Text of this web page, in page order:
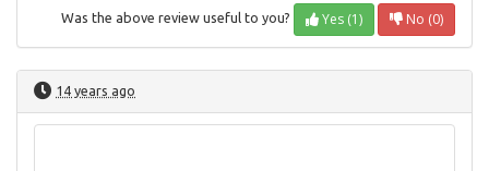
Was the above review useful to you? Yes (1) No (0)
14 years ago